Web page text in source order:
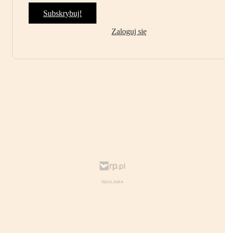
Subskrybuj!
Zaloguj się